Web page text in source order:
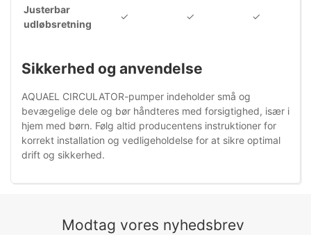
Justerbar
udløbsretning
✓ ✓ ✓
Sikkerhed og anvendelse
AQUAEL CIRCULATOR-pumper indeholder små og
bevægelige dele og bør håndteres med forsigtighed, især i
hjem med børn. Følg altid producentens instruktioner for
korrekt installation og vedligeholdelse for at sikre optimal
drift og sikkerhed.
Modtag vores nyhedsbrev